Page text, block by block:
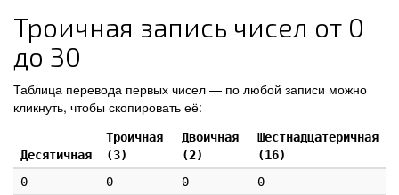
Троичная запись чисел от 0
до 30
Таблица перевода первых чисел — по любой записи можно
кликнуть, чтобы скопировать её:
Десятичная
Троичная
(3)
Двоичная
(2)
Шестнадцатеричная
(16)
0
0 0
0